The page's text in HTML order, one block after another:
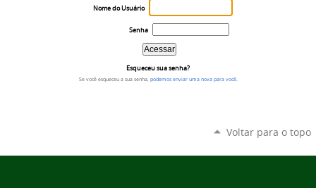
Nome do Usuário
Senha
Esqueceu sua senha?
Se você esqueceu a sua senha, podemos enviar uma nova para você.
Voltar para o topo